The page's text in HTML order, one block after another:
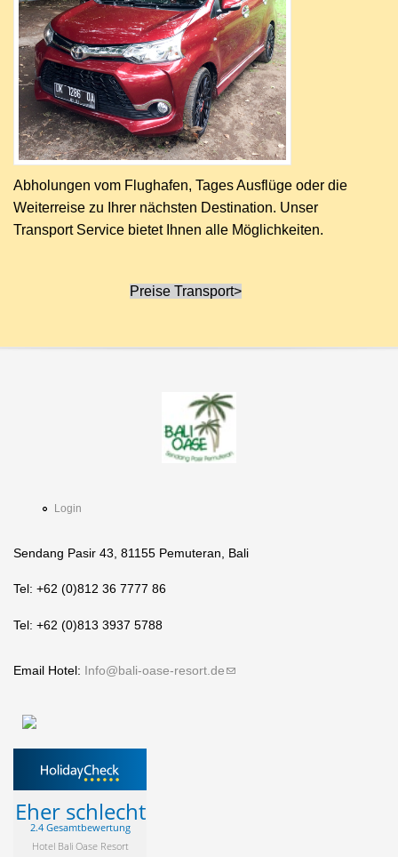
Abholungen vom Flughafen, Tages Ausfl üge oder die
Weiterreise zu Ihrer nächsten Destination. Unser
Transport Service bietet Ihnen alle Möglichkeiten.
Preise Transport>
Login
Sendang Pasir 43, 81155 Pemuteran, Bali
Tel: +62 (0)812 36 7777 86
Tel: +62 (0)813 3937 5788
Email Hotel: Info@bali-oase-resort.de(link sends e-mail)
Eher schlecht
2.4 Gesamtbewertung
Hotel Bali Oase Resort